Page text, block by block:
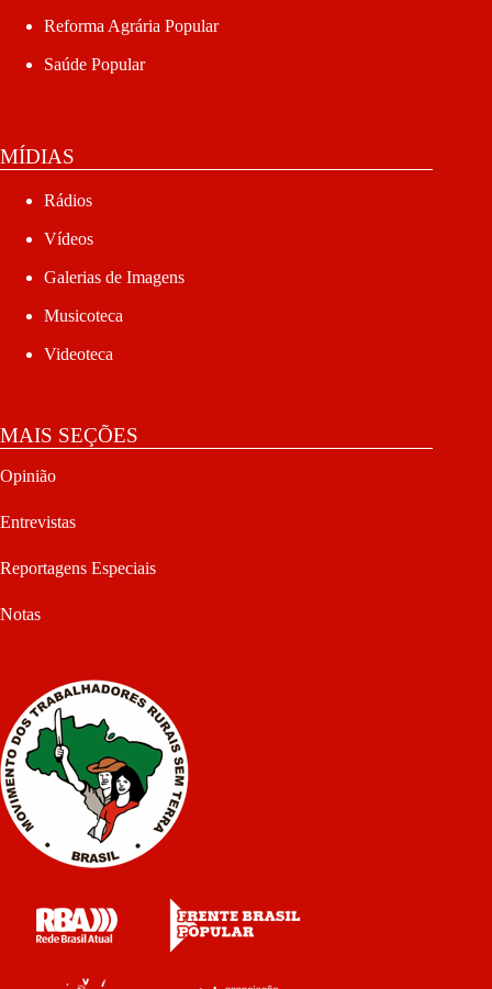
Reforma Agrária Popular
Saúde Popular
MÍDIAS
Rádios
Vídeos
Galerias de Imagens
Musicoteca
Videoteca
MAIS SEÇÕES
Opinião
Entrevistas
Reportagens Especiais
Notas